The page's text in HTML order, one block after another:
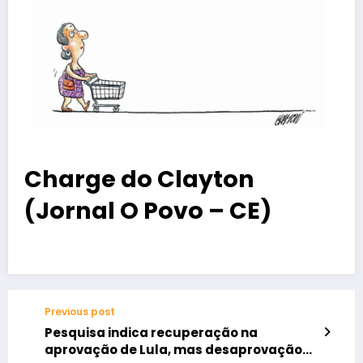
Charge do Clayton
(Jornal O Povo – CE)
Previous post
Pesquisa indica recuperação na
aprovação de Lula, mas desaprovação